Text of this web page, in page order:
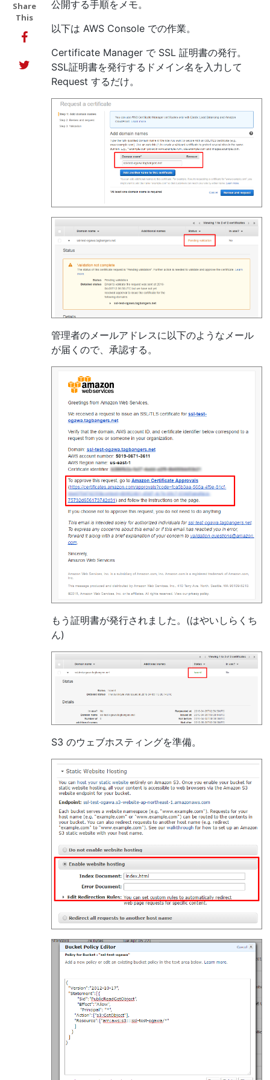
Share
This
公開する手順をメモ。
以下は AWS Console での作業。
Certificate Manager で SSL 証明書の発行。
SSL証明書を発行するドメイン名を入力して
Request するだけ。
管理者のメールアドレスに以下のようなメール
が届くので、承認する。
もう証明書が発行されました。(はやいしらくち
ん)
S3 のウェブホスティングを準備。